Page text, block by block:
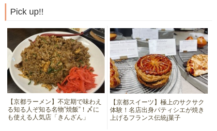
Pick up!!
【京都ラーメン】不定期で味わえ
る知る人ぞ知る名物”焼飯”！〆に
も使える人気店「きんざん」
【京都スイーツ】極上のサクサク
体験！名店出身パティシエが焼き
上げるフランス伝統j菓子